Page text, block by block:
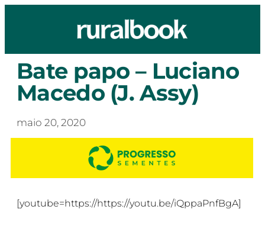
Bate papo – Luciano
Macedo (J. Assy)
maio 20, 2020
[youtube=https://https://youtu.be/iQppaPnfBgA]